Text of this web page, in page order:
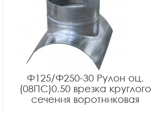
Ф125/Ф250-30 Рулон оц.
(08ПС)0.50 врезка круглого
сечения воротниковая